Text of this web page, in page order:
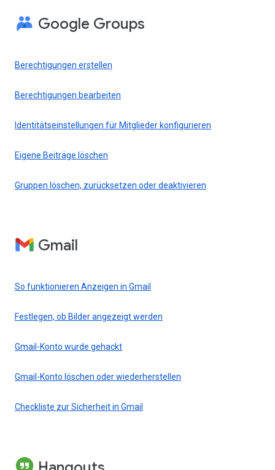
Google Groups
Berechtigungen erstellen
Berechtigungen bearbeiten
Identitätseinstellungen für Mitglieder konfigurieren
Eigene Beiträge löschen
Gruppen löschen, zurücksetzen oder deaktivieren
Gmail
So funktionieren Anzeigen in Gmail
Festlegen, ob Bilder angezeigt werden
Gmail-Konto wurde gehackt
Gmail-Konto löschen oder wiederherstellen
Checkliste zur Sicherheit in Gmail